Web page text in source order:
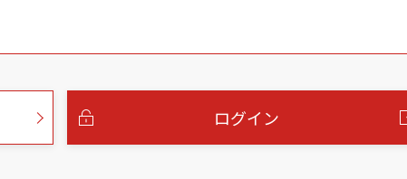
ログイン